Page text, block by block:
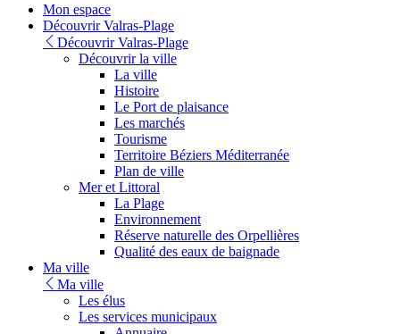
Mon espace
Découvrir Valras-Plage
Découvrir Valras-Plage
Découvrir la ville
La ville
Histoire
Le Port de plaisance
Les marchés
Tourisme
Territoire Béziers Méditerranée
Plan de ville
Mer et Littoral
La Plage
Environnement
Réserve naturelle des Orpellières
Qualité des eaux de baignade
Ma ville
Ma ville
Les élus
Les services municipaux